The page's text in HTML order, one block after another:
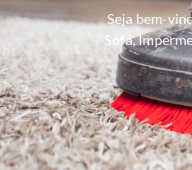
Seja bem-
Sofá,